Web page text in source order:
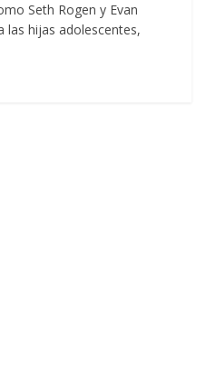
Seth Rogen y Evan
las hijas adolescentes,